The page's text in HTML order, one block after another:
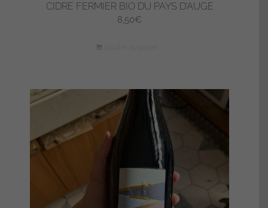
CIDRE FERMIER BIO DU PAYS D’AUGE
8,50€